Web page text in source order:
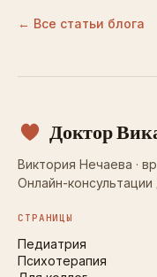
← Все статьи блога
Доктор
Виктория Нечаева ·
Онлайн-
СТРАНИЦЫ
Педиатрия
Психотерапия